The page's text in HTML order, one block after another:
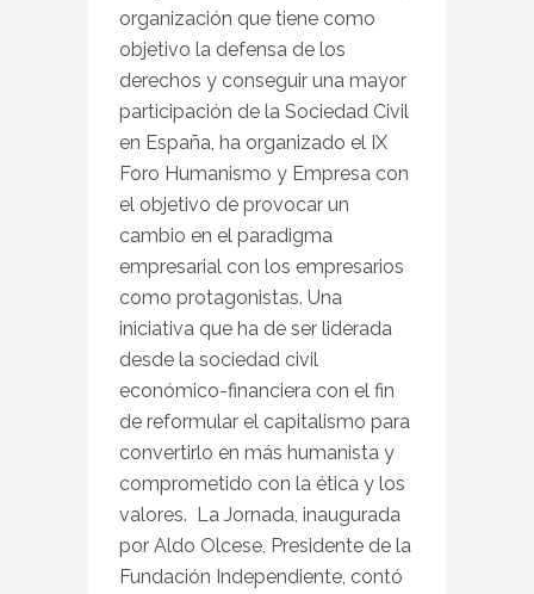
organización que tiene como
objetivo la defensa de los
derechos y conseguir una mayor
participación de la Sociedad Civil
en España, ha organizado el IX
Foro Humanismo y Empresa con
el objetivo de provocar un
cambio en el paradigma
empresarial con los empresarios
como protagonistas. Una
iniciativa que ha de ser liderada
desde la sociedad civil
económico-financiera con el fin
de reformular el capitalismo para
convertirlo en más humanista y
comprometido con la ética y los
valores. La Jornada, inaugurada
por Aldo Olcese, Presidente de la
Fundación Independiente, contó